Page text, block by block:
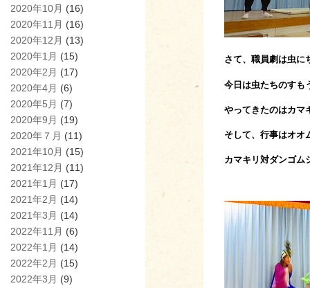
2020年10月 (16)
2020年11月 (16)
2020年12月 (13)
2020年1月 (15)
2020年2月 (17)
2020年4月 (6)
2020年5月 (7)
2020年9月 (19)
2020年７月 (11)
2021年10月 (15)
2021年12月 (11)
2021年1月 (17)
2021年2月 (14)
2021年3月 (14)
2022年11月 (6)
2022年1月 (14)
2022年2月 (15)
2022年3月 (9)
さて、職員劇は虫に
今日は虫たちのすも
やってきたのはカマ
そして、行事はオオ
カマキリ対ダンゴム